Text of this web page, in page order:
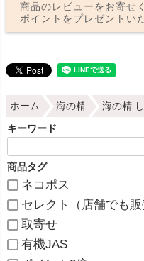
商品のレビューをお寄せ
ポイントをプレゼントい
ホーム 海の精 海の精
キーワード
商品タグ
ネコポス
セレクト（店舗でも販
取寄せ
有機JAS